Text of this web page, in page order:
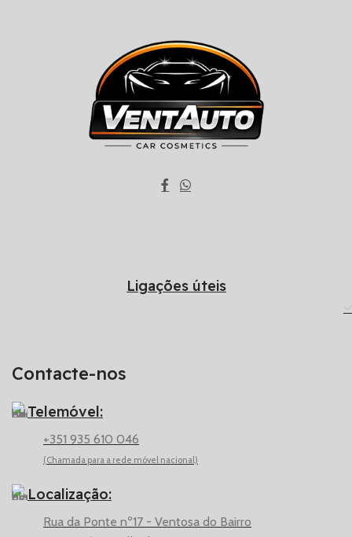
Contacte-nos
Telemóvel:
+351 935 610 046
(Chamada para a rede móvel nacional)
Localização:
Rua da Ponte nº17 - Ventosa do Bairro
Ligações úteis